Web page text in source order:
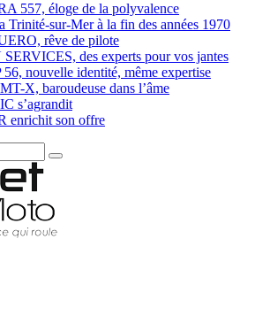
557, éloge de la polyvalence
Trinité-sur-Mer à la fin des années 1970
rêve de pilote
des experts pour vos jantes
nouvelle identité, même expertise
X, baroudeuse dans l’âme
s’agrandit
enrichit son offre